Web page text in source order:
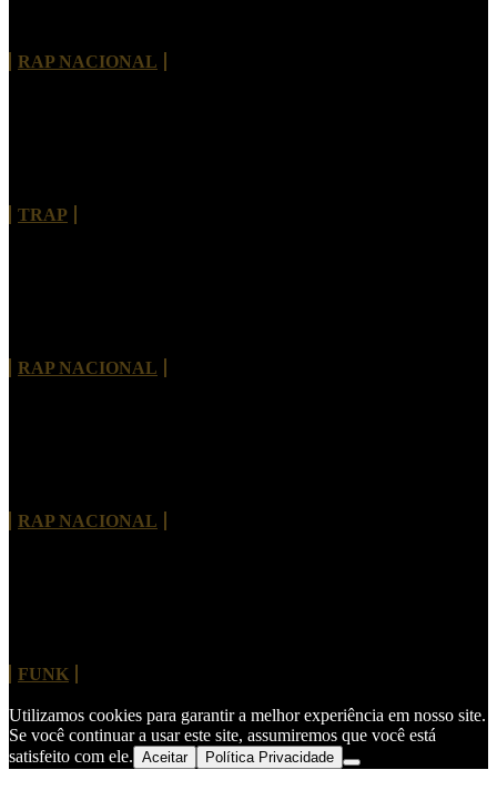
RAP NACIONAL
TRAP
RAP NACIONAL
RAP NACIONAL
FUNK
Utilizamos cookies para garantir a melhor experiência em nosso site.
Se você continuar a usar este site, assumiremos que você está
satisfeito com ele. Aceitar Política Privacidade